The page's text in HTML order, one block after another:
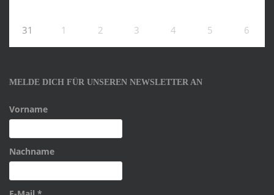
31 1 2 3 4 5 6
MELDE DICH FÜR UNSEREN NEWSLETTER AN
Vorname
Nachname